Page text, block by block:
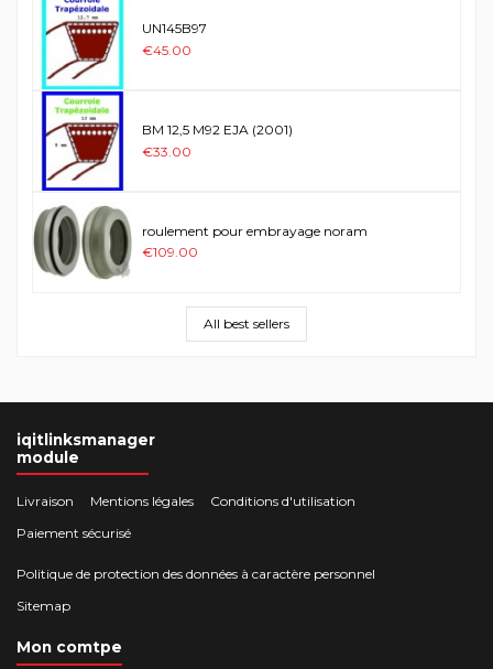
UN145B97
€45.00
BM 12,5 M92 EJA (2001)
€33.00
roulement pour embrayage noram
€109.00
All best sellers
iqitlinksmanager
module
Livraison Mentions légales
Conditions d'utilisation
Paiement sécurisé
Politique de protection des données à caractère personnel
Sitemap
Mon comtpe